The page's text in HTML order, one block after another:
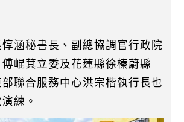
涵秘書長、副總協調官行政院
崐萁立委及花蓮縣徐榛蔚縣
聯合服務中心洪宗楷執行長也
練。